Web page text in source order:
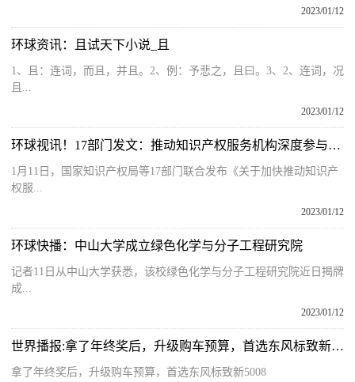
2023/01/12
环球资讯：且试天下小说_且
1、且：连词，而且，并且。2、例：予悲之，且曰。3、2、连词，况
且...
2023/01/12
环球视讯！17部门发文：推动知识产权服务机构深度参与高校院所创新全过程
1月11日，国家知识产权局等17部门联合发布《关于加快推动知识产
权服...
2023/01/12
环球快播：中山大学成立绿色化学与分子工程研究院
记者11日从中山大学获悉，该校绿色化学与分子工程研究院近日揭牌
成...
2023/01/12
世界播报:拿了年终奖后，升级购车预算，首选东风标致新5008
拿了年终奖后，升级购车预算，首选东风标致新5008